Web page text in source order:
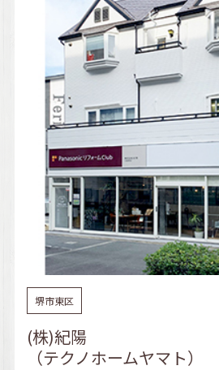
堺市東区
(株)紀陽
（テクノホームヤマト）